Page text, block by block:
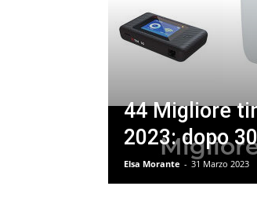
44 Migliore
2023: dopo
Elsa Morante - 31 Marzo 2023